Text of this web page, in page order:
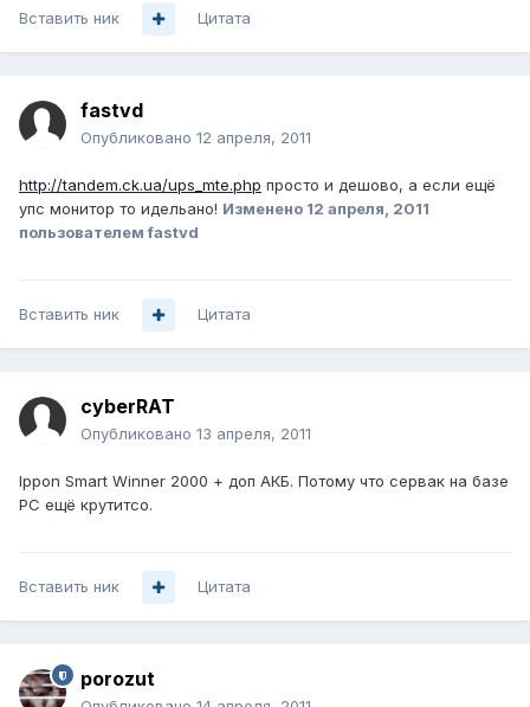
Вставить ник Цитата
fastvd
Опубликовано 12 апреля, 2011
http://tandem.ck.ua/ups_mte.php просто и дешово, а если ещё
упс монитор то идельано! Изменено 12 апреля, 2011
пользователем fastvd
Вставить ник Цитата
cyberRAT
Опубликовано 13 апреля, 2011
Ippon Smart Winner 2000 + доп АКБ. Потому что сервак на базе
РС ещё крутитсо.
Вставить ник Цитата
porozut